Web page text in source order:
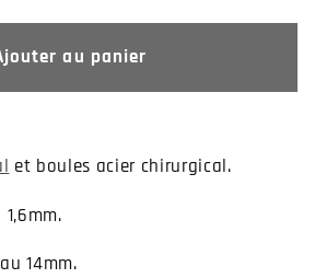
au panier
et boules acier chirurgical.
14mm.